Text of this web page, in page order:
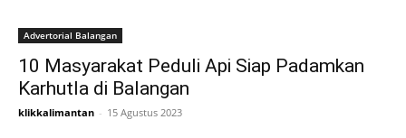
Advertorial Balangan
10 Masyarakat Peduli Api Siap Padamkan
Karhutla di Balangan
klikkalimantan - 15 Agustus 2023